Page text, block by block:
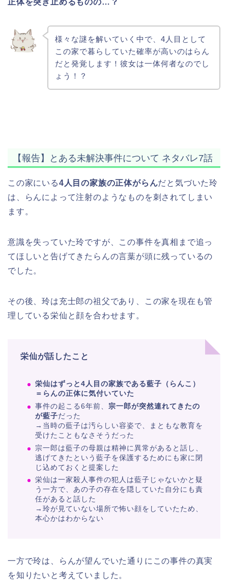
正体を突き止めるものの…？
様々な謎を解いていく中で、4人目として
この家で暮らしていた確率が高いのはらん
だと発覚します！彼女は一体何者なのでし
ょう！？
【報告】とある未解決事件について ネタバレ7話
この家にいる4人目の家族の正体がらんだと気づいた玲
は、らんによって注射のようなものを刺されてしまい
ます。
意識を失っていた玲ですが、この事件を真相まで追っ
てほしいと告げてきたらんの言葉が頭に残っているの
でした。
その後、玲は充士郎の祖父であり、この家を現在も管
理している栄仙と顔を合わせます。
栄仙が話したこと
栄仙はずっと4人目の家族である藍子（らんこ）
＝らんの正体に気付いていた
事件の起こる6年前、 宗一郎が突然連れてきたの
が藍子だった
→当時の藍子は汚らしい容姿で、まともな教育を
受けたこともなさそうだった
宗一郎は藍子の母親は精神に異常があると話し、
逃げてきたという藍子を保護するためにも家に閉
じ込めておくと提案した
栄仙は一家殺人事件の犯人は藍子じゃないかと疑
う一方で、あの子の存在を隠していた自分にも責
任があると話した
→玲が見ていない場所で怖い顔をしていたため、
本心かはわからない
一方で玲は、らんが望んでいた通りにこの事件の真実
を知りたいと考えていました。